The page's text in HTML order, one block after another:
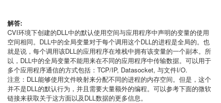
解答:
CVI环境下创建的DLL中的默认使用空间与应用程序中声明的变量的使用
空间相同。DLL中的全局变量对于每个调用这个DLL的进程是全局的。也
就是说，每个调用该DLL的应用程序在堆栈中拥有该变量的一个副本。所
以，DLL中的全局变量不能用来在不同的应用程序中传输数据。可以用于
多个应用程序通信的方式包括：TCP/IP, Datasocket, 与文件I/O.
注意：DLL能够使用文件映射来分配不同的进程的内存空间。但是，这个
并不是DLL的默认行为，并且需要大量额外的编程。可以参考下面的微软
链接来获取关于这方面以及DLL数据的更多信息。